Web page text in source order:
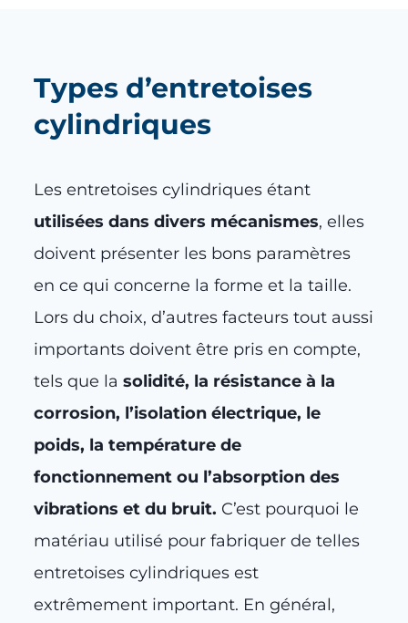
Types d’entretoises
cylindriques
Les entretoises cylindriques étant
utilisées dans divers mécanismes, elles
doivent présenter les bons paramètres
en ce qui concerne la forme et la taille.
Lors du choix, d’autres facteurs tout aussi
importants doivent être pris en compte,
tels que la solidité, la résistance à la
corrosion, l’isolation électrique, le
poids, la température de
fonctionnement ou l’absorption des
vibrations et du bruit. C’est pourquoi le
matériau utilisé pour fabriquer de telles
entretoises cylindriques est
extrêmement important. En général,